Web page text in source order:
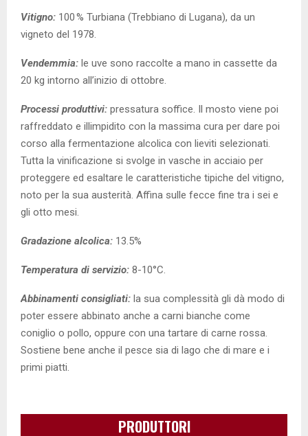
Vitigno: 100 % Turbiana (Trebbiano di Lugana), da un
vigneto del 1978.
Vendemmia: le uve sono raccolte a mano in cassette da
20 kg intorno all’inizio di ottobre.
Processi produttivi: pressatura soffice. Il mosto viene poi
raffreddato e illimpidito con la massima cura per dare poi
corso alla fermentazione alcolica con lieviti selezionati.
Tutta la vinificazione si svolge in vasche in acciaio per
proteggere ed esaltare le caratteristiche tipiche del vitigno,
noto per la sua austerità. Affina sulle fecce fine tra i sei e
gli otto mesi.
Gradazione alcolica: 13.5%
Temperatura di servizio: 8-10°C.
Abbinamenti consigliati: la sua complessità gli dà modo di
poter essere abbinato anche a carni bianche come
coniglio o pollo, oppure con una tartare di carne rossa.
Sostiene bene anche il pesce sia di lago che di mare e i
primi piatti.
PRODUTTORI